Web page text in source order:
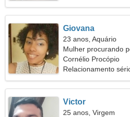
Giovana
23 anos, Aquário
Mulher procurando
Cornélio Procópio
Relacionamento
Victor
25 anos, Virgem